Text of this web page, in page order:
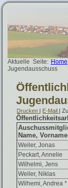
Aktuelle Seite: Home
Jugendausschuss
Drucken E-Mail |
Name, Vorname
Weiler, Jonas
Peckart, Annelie
Wilhelmi, Jens
Weiler, Niklas
Wilhemi, Andrea *